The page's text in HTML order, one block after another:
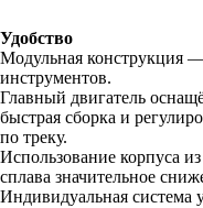
Удобство
Модульная конструкция
инструментов.
Главный двигатель
быстрая сборка и
по треку.
Использование корпуса
сплава значительное
Индивидуальная система